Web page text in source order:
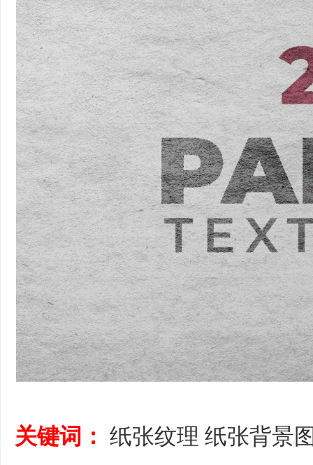
关键词： 纸张纹理 纸张背景